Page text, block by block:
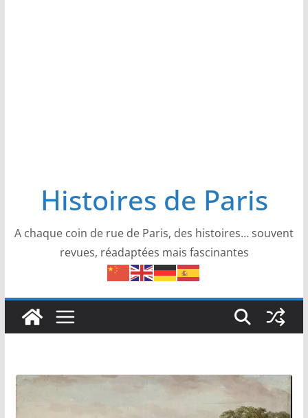
Histoires de Paris
A chaque coin de rue de Paris, des histoires… souvent
revues, réadaptées mais fascinantes